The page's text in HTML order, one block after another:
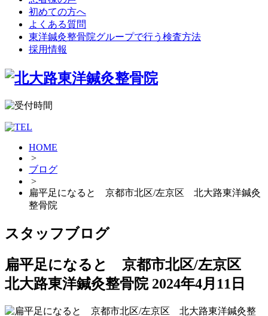
初めての方へ
よくある質問
東洋鍼灸整骨院グループで行う検査方法
採用情報
HOME
>
ブログ
>
扁平足になると 京都市北区/左京区 北大路東洋鍼灸
整骨院
スタッフブログ
扁平足になると 京都市北区/左京区
北大路東洋鍼灸整骨院 2024年4月11日